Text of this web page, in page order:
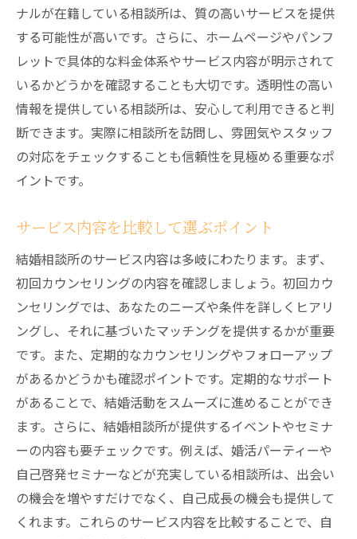
地域密着型の千歳市の結婚相談所の魅力とは
地元ならではのアットホームな雰囲気
地域の特性に応じたマッチング法
地元の情報に精通したカウンセラーの存在
安心できる地域ネットワークの活用
地域イベントとの連携と参加のメリット
地元の結婚相談所だからこそのサポート体
制
千歳市の結婚相談所の料金体系とサービス内容
初期費用と月額料金の比較
成婚料の有無とその金額
オプションサービスの内容と費用
料金に含まれるサービスの範囲
キャンペーンや割引制度の有無
料金体系の透明性とその確認方法
口コミで評判の良い千歳市の結婚相談所を探す
方法
インターネットでの口コミサイトの活用
実際の利用者の声を聞く方法
ナルが在籍している相談所は、質の高いサービスを提供
する可能性が高いです。さらに、ホームページやパンフ
レットで具体的な料金体系やサービス内容が明示されて
いるかどうかを確認することも大切です。透明性の高い
情報を提供している相談所は、安心して利用できると判
断できます。実際に相談所を訪問し、雰囲気やスタッフ
の対応をチェックすることも信頼性を見極める重要なポ
イントです。
サービス内容を比較して選ぶポイント
結婚相談所のサービス内容は多岐にわたります。まず、
初回カウンセリングの内容を確認しましょう。初回カウ
ンセリングでは、あなたのニーズや条件を詳しくヒアリ
ングし、それに基づいたマッチングを提供するかが重要
です。また、定期的なカウンセリングやフォローアップ
があるかどうかも確認ポイントです。定期的なサポート
があることで、結婚活動をスムーズに進めることができ
ます。さらに、結婚相談所が提供するイベントやセミナ
ーの内容も要チェックです。例えば、婚活パーティーや
自己啓発セミナーなどが充実している相談所は、出会い
の機会を増やすだけでなく、自己成長の機会も提供して
くれます。これらのサービス内容を比較することで、自